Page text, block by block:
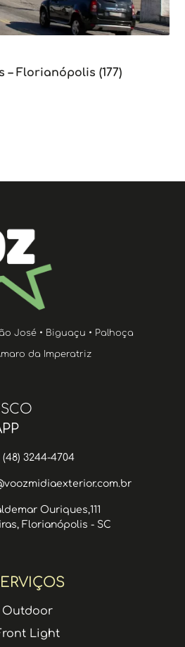
– Florianópolis (177)
Outdoor
Light
José • Biguaçu • Palhoça
da Imperatriz
(48) 3244-4704
Ouriques,111
Florianópolis - SC